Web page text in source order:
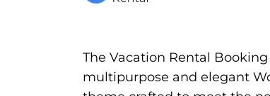
The Vacation Rental Booking
multipurpose and elegant